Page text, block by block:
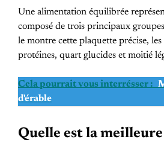
Une alimentation équilibrée
composé de trois principaux
le montre cette plaquette précise,
protéines, quart glucides et moitié
Cela pourrait vous interrésser :
d'érable
Quelle est la meilleure